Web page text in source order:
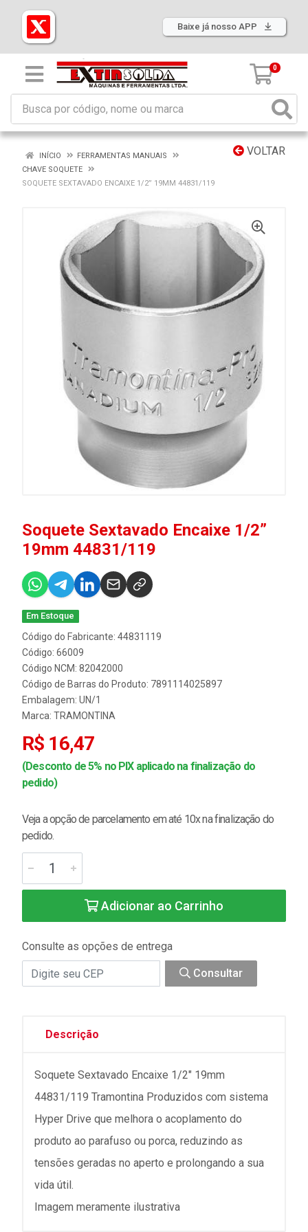
Baixe já nosso APP
0
VOLTAR
INÍCIO
FERRAMENTAS MANUAIS
CHAVE SOQUETE
SOQUETE SEXTAVADO ENCAIXE 1/2” 19MM 44831/119
Soquete Sextavado Encaixe 1/2”
19mm 44831/119
Em Estoque
Código do Fabricante: 44831119
Código: 66009
Código NCM: 82042000
Código de Barras do Produto: 7891114025897
Embalagem: UN/1
Marca: TRAMONTINA
R$ 16,47
(Desconto de 5% no PIX aplicado na finalização do
pedido)
Veja a opção de parcelamento em até 10x na finalização do
pedido.
Adicionar ao Carrinho
Consulte as opções de entrega
Consultar
Descrição
Soquete Sextavado Encaixe 1/2" 19mm
44831/119 Tramontina Produzidos com sistema
Hyper Drive que melhora o acoplamento do
produto ao parafuso ou porca, reduzindo as
tensões geradas no aperto e prolongando a sua
vida útil.
Imagem meramente ilustrativa